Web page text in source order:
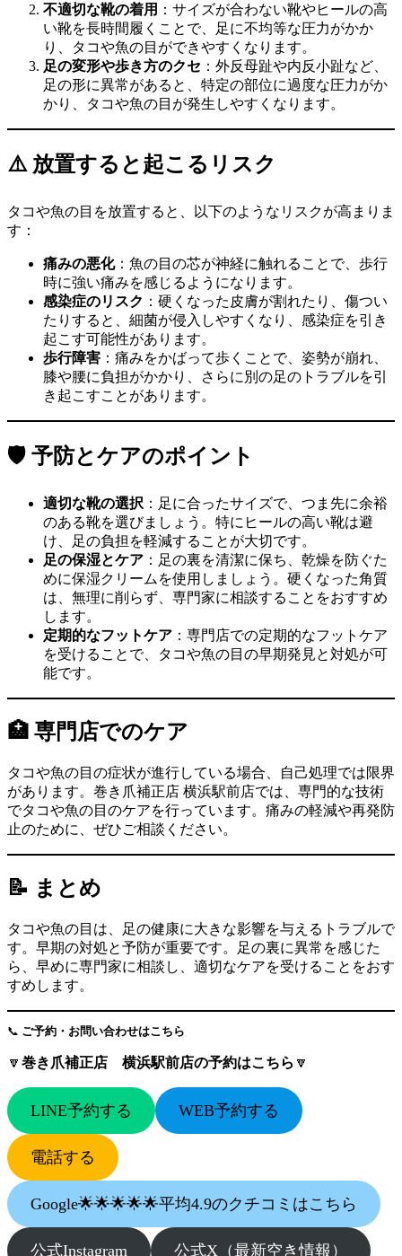
不適切な靴の着用 ：サイズが合わない靴やヒールの高
い靴を長時間履くことで、足に不均等な圧力がかか
り、タコや魚の目ができやすくなります。
足の変形や歩き方のクセ ：外反母趾や内反小趾など、
足の形に異常があると、特定の部位に過度な圧力がか
かり、タコや魚の目が発生しやすくなります。
⚠️ 放置すると起こるリスク
タコや魚の目を放置すると、以下のようなリスクが高まりま
す：
痛みの悪化：魚の目の芯が神経に触れることで、歩行
時に強い痛みを感じるようになります。
感染症のリスク ：硬くなった皮膚が割れたり、傷つい
たりすると、細菌が侵入しやすくなり、感染症を引き
起こす可能性があります。
歩行障害 ：痛みをかばって歩くことで、姿勢が崩れ、
膝や腰に負担がかかり、さらに別の足のトラブルを引
き起こすことがあります。
🛡️ 予防とケアのポイント
適切な靴の選択 ：足に合ったサイズで、つま先に余裕
のある靴を選びましょう。特にヒールの高い靴は避
け、足の負担を軽減することが大切です。
足の保湿とケア ：足の裏を清潔に保ち、乾燥を防ぐた
めに保湿クリームを使用しましょう。硬くなった角質
は、無理に削らず、専門家に相談することをおすすめ
します。
定期的なフットケア ：専門店での定期的なフットケア
を受けることで、タコや魚の目の早期発見と対処が可
能です。
🏥 専門店でのケア
タコや魚の目の症状が進行している場合、自己処理では限界
があります。巻き爪補正店 横浜駅前店では、専門的な技術
でタコや魚の目のケアを行っています。痛みの軽減や再発防
止のために、ぜひご相談ください。
📝 まとめ
タコや魚の目は、足の健康に大きな影響を与えるトラブルで
す。早期の対処と予防が重要です。足の裏に異常を感じた
ら、早めに専門家に相談し、適切なケアを受けることをおす
すめします。
📞 ご予約・お問い合わせはこちら
🔽 巻き爪補正店 横浜駅前店の予約はこちら 🔽
LINE予約する WEB予約する
電話する
Google🌟🌟🌟🌟🌟平均4.9のクチコミはこちら
公式Instagram 公式X（最新空き情報）